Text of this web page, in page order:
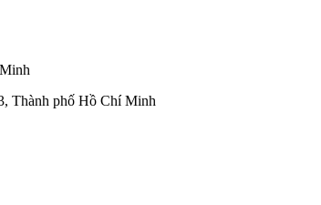
Thành phố Hồ Chí Minh